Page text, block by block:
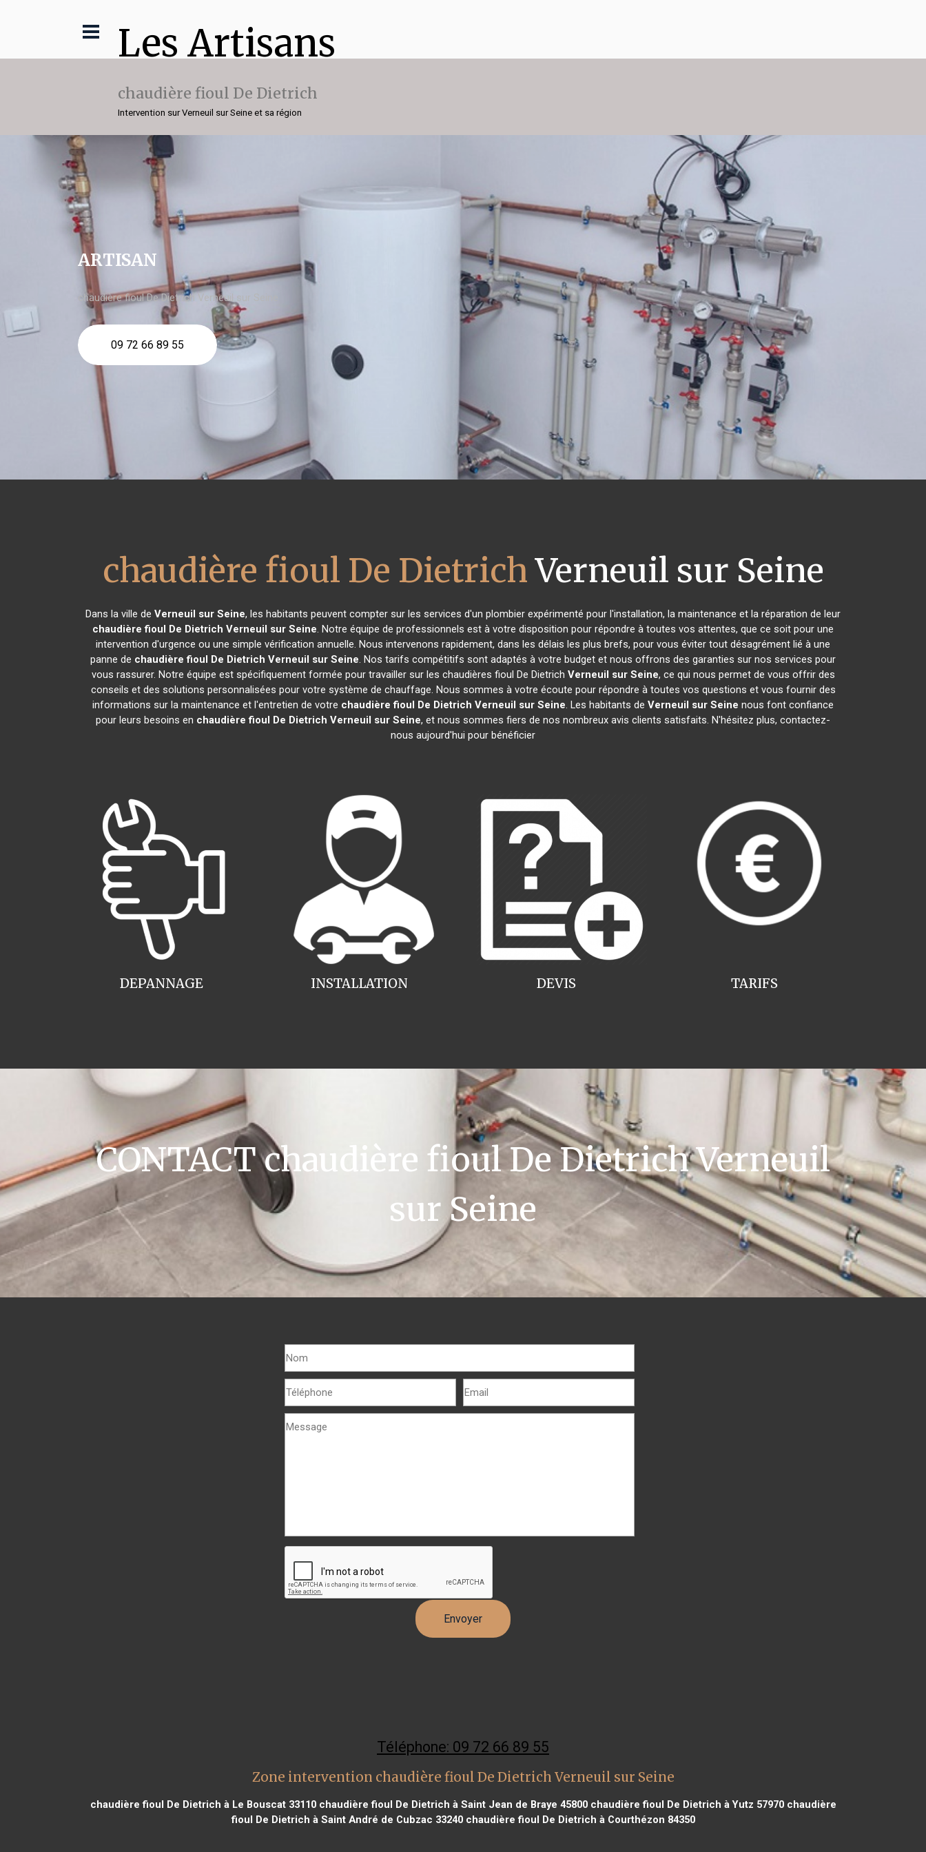
Les Artisans
chaudière fioul De Dietrich
Intervention sur Verneuil sur Seine et sa région
ARTISAN
chaudière fioul De Dietrich Verneuil sur Seine
09 72 66 89 55
chaudière fioul De DietrichVerneuil sur Seine
Dans la ville de Verneuil sur Seine, les habitants peuvent compter sur les services d'un plombier expérimenté pour l'installation, la maintenance et la réparation de leur
chaudière fioul De Dietrich Verneuil sur Seine. Notre équipe de professionnels est à votre disposition pour répondre à toutes vos attentes, que ce soit pour une
intervention d'urgence ou une simple vérification annuelle. Nous intervenons rapidement, dans les délais les plus brefs, pour vous éviter tout désagrément lié à une
panne de chaudière fioul De Dietrich Verneuil sur Seine. Nos tarifs compétitifs sont adaptés à votre budget et nous offrons des garanties sur nos services pour
vous rassurer. Notre équipe est spécifiquement formée pour travailler sur les chaudières fioul De Dietrich Verneuil sur Seine, ce qui nous permet de vous offrir des
conseils et des solutions personnalisées pour votre système de chauffage. Nous sommes à votre écoute pour répondre à toutes vos questions et vous fournir des
informations sur la maintenance et l'entretien de votre chaudière fioul De Dietrich Verneuil sur Seine. Les habitants de Verneuil sur Seine nous font confiance
pour leurs besoins en chaudière fioul De Dietrich Verneuil sur Seine, et nous sommes fiers de nos nombreux avis clients satisfaits. N'hésitez plus, contactez-
nous aujourd'hui pour bénéficier
INSTALLATION
DEPANNAGE TARIFS
DEVIS
CONTACT chaudière fioul De Dietrich Verneuil
sur Seine
Téléphone: 09 72 66 89 55
Zone intervention chaudière fioul De Dietrich Verneuil sur Seine
chaudière fioul De Dietrich à Le Bouscat 33110chaudière fioul De Dietrich à Saint Jean de Braye 45800chaudière fioul De Dietrich à Yutz 57970chaudière
fioul De Dietrich à Saint André de Cubzac 33240chaudière fioul De Dietrich à Courthézon 84350